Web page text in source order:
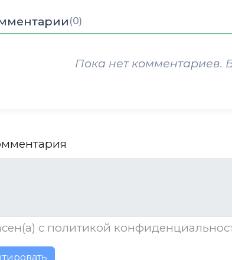
(0)
Пока нет комментариев.
с политикой